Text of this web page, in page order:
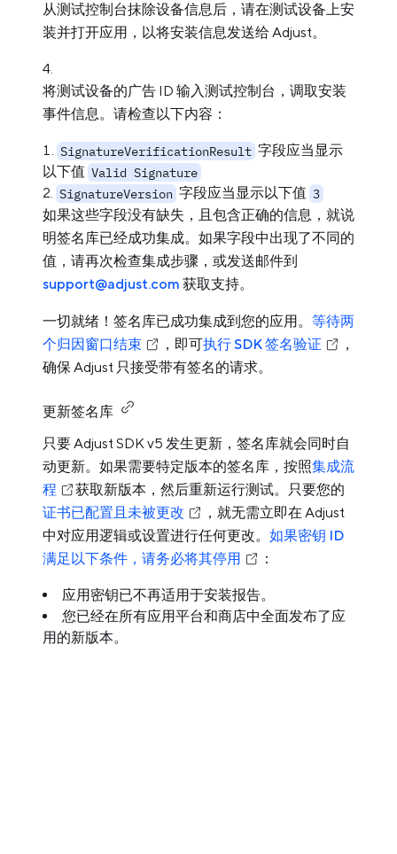
从测试控制台抹除设备信息后，请在测试设备上安
装并打开应用，以将安装信息发送给 Adjust。
将测试设备的广告 ID 输入测试控制台，调取安装
事件信息。请检查以下内容：
SignatureVerificationResult 字段应当显示
以下值 Valid Signature
SignatureVersion 字段应当显示以下值 3
如果这些字段没有缺失，且包含正确的信息，就说
明签名库已经成功集成。如果字段中出现了不同的
值，请再次检查集成步骤，或发送邮件到
support@adjust.com 获取支持。
一切就绪！签名库已成功集成到您的应用。 等待两
个归因窗口结束
，即可执行 SDK 签名验证
，
确保 Adjust 只接受带有签名的请求。
更新签名库
只要 Adjust SDK v5 发生更新，签名库就会同时自
动更新。如果需要特定版本的签名库，按照集成流
程
获取新版本，然后重新运行测试。只要您的
证书已配置且未被更改
，就无需立即在 Adjust
中对应用逻辑或设置进行任何更改。 如果密钥 ID
满足以下条件，请务必将其停用
：
应用密钥已不再适用于安装报告。
您已经在所有应用平台和商店中全面发布了应
用的新版本。